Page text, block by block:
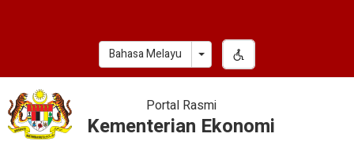
Bahasa Melayu Toggle Dropdown
Portal Rasmi
Kementerian Ekonomi